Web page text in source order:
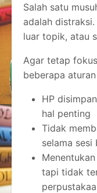
Salah satu
adalah
luar topik, atau
Agar tetap
beberapa
HP
hal penting
Tidak
selama sesi
tapi tidak